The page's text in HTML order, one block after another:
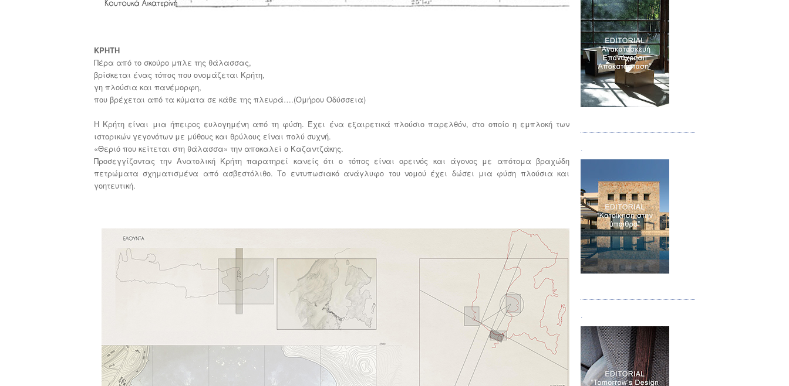
ΚΡΗΤΗ
Πέρα από το σκούρο μπλε της θάλασσας,
βρίσκεται ένας τόπος που ονομάζεται Κρήτη,
γη πλούσια και πανέμορφη,
που βρέχεται από τα κύματα σε κάθε της πλευρά….(Ομήρου Οδύσσεια)
Η Κρήτη είναι μια ήπειρος ευλογημένη από τη φύση. Έχει ένα εξαιρετικά πλούσιο παρελθόν, στο οποίο η εμπλοκή των
ιστορικών γεγονότων με μύθους και θρύλους είναι πολύ συχνή.
«Θεριό που κείτεται στη θάλασσα» την αποκαλεί ο Καζαντζάκης.
Προσεγγίζοντας την Ανατολική Κρήτη παρατηρεί κανείς ότι ο τόπος είναι ορεινός και άγονος με απότομα βραχώδη
πετρώματα σχηματισμένα από ασβεστόλιθο. Το εντυπωσιακό ανάγλυφο του νομού έχει δώσει μια φύση πλούσια και
γοητευτική.
.
.